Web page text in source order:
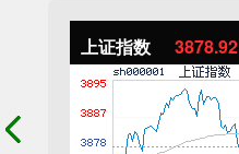
上证指数 3878.92